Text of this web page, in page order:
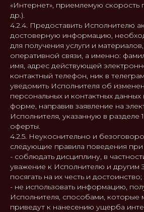
«Интернет», приемлемую скорость
др.).
4.2.4. Предоставить Исполнителю
достоверную информацию,
для получения услуги и
оперативной связи, а именно:
имя, адрес действующей
контактный телефон, ник в
уведомить Исполнителя об
персональных и контактных
форме, направив заявление на
Исполнителя, указанную в разделе
оферты.
4.2.5. Неукоснительно и
следующие правила поведения при
- соблюдать дисциплину, в
уважение к Исполнителю и другим
посягать на их честь и достоинство;
- не использовать информацию,
Исполнителя, способами, которые
приведут к нанесению ущерба